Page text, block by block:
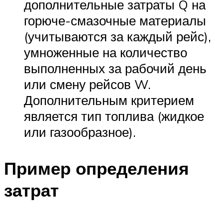
дополнительные затраты Q на
горюче-смазочные материалы
(учитываются за каждый рейс),
умноженные на количество
выполненных за рабочий день
или смену рейсов W.
Дополнительным критерием
является тип топлива (жидкое
или газообразное).
Пример определения
затрат